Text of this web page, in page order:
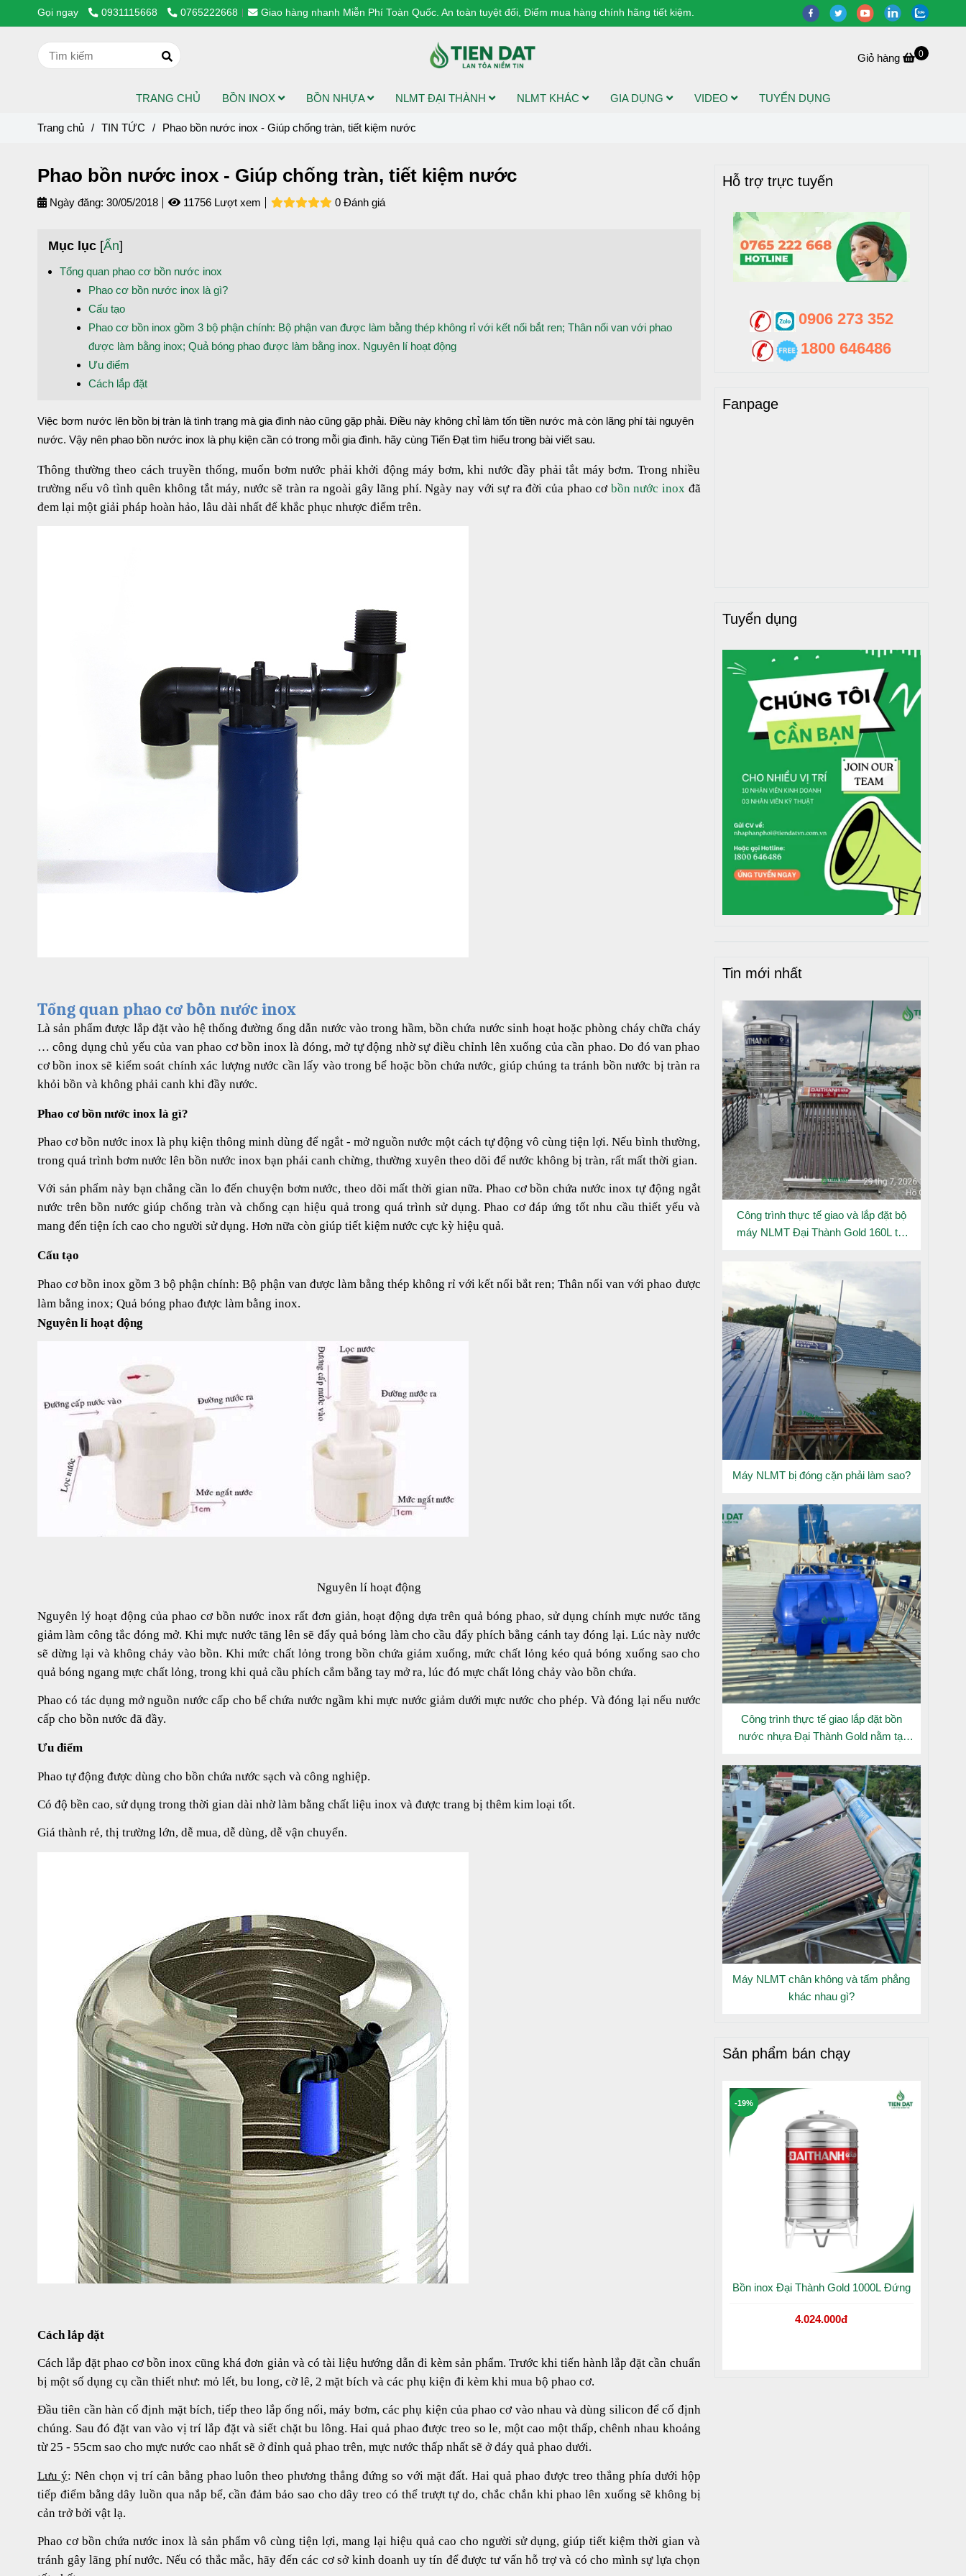
Gọi ngay 0931115668 0765222668 Giao hàng nhanh Miễn Phí Toàn Quốc. An toàn tuyệt đối, Điểm mua hàng chính hãng tiết kiệm.
Giỏ hàng 0
TRANG CHỦ BỒN INOX BỒN NHỰA NLMT ĐẠI THÀNH NLMT KHÁC GIA DỤNG VIDEO TUYỂN DỤNG
Trang chủ / TIN TỨC / Phao bồn nước inox - Giúp chống tràn, tiết kiệm nước
Phao bồn nước inox - Giúp chống tràn, tiết kiệm nước
Ngày đăng: 30/05/2018 11756 Lượt xem 0 Đánh giá
Mục lục [Ẩn]
Tổng quan phao cơ bồn nước inox
Phao cơ bồn nước inox là gì?
Cấu tạo
Phao cơ bồn inox gồm 3 bộ phận chính: Bộ phận van được làm bằng thép không rỉ với kết nối bắt ren; Thân nối van với phao
được làm bằng inox; Quả bóng phao được làm bằng inox. Nguyên lí hoạt động
Ưu điểm
Cách lắp đặt
Việc bơm nước lên bồn bị tràn là tình trạng mà gia đình nào cũng gặp phải. Điều này không chỉ làm tốn tiền nước mà còn lãng phí tài nguyên
nước. Vậy nên phao bồn nước inox là phụ kiện cần có trong mỗi gia đình. hãy cùng Tiến Đạt tìm hiểu trong bài viết sau.
Thông thường theo cách truyền thống, muốn bơm nước phải khởi động máy bơm, khi nước đầy phải tắt máy bơm. Trong nhiều
trường nếu vô tình quên không tắt máy, nước sẽ tràn ra ngoài gây lãng phí. Ngày nay với sự ra đời của phao cơ bồn nước inoxđã
đem lại một giải pháp hoàn hảo, lâu dài nhất để khắc phục nhược điểm trên.
Tổng quan phao cơ bồn nước inox
Là sản phẩm được lắp đặt vào hệ thống đường ống dẫn nước vào trong hầm, bồn chứa nước sinh hoạt hoặc phòng cháy chữa cháy
… công dụng chủ yếu của van phao cơ bồn inox là đóng, mở tự động nhờ sự điều chỉnh lên xuống của cần phao. Do đó van phao
cơ bồn inox sẽ kiểm soát chính xác lượng nước cần lấy vào trong bể hoặc bồn chứa nước, giúp chúng ta tránh bồn nước bị tràn ra
khỏi bồn và không phải canh khi đầy nước.
Phao cơ bồn nước inox là gì?
Phao cơ bồn nước inox là phụ kiện thông minh dùng để ngắt - mở nguồn nước một cách tự động vô cùng tiện lợi. Nếu bình thường,
trong quá trình bơm nước lên bồn nước inox bạn phải canh chừng, thường xuyên theo dõi để nước không bị tràn, rất mất thời gian.
Với sản phẩm này bạn chẳng cần lo đến chuyện bơm nước, theo dõi mất thời gian nữa. Phao cơ bồn chứa nước inox tự động ngắt
nước trên bồn nước giúp chống tràn và chống cạn hiệu quả trong quá trình sử dụng. Phao cơ đáp ứng tốt nhu cầu thiết yếu và
mang đến tiện ích cao cho người sử dụng. Hơn nữa còn giúp tiết kiệm nước cực kỳ hiệu quả.
Cấu tạo
Phao cơ bồn inox gồm 3 bộ phận chính: Bộ phận van được làm bằng thép không rỉ với kết nối bắt ren; Thân nối van với phao được
làm bằng inox; Quả bóng phao được làm bằng inox.
Nguyên lí hoạt động
Nguyên lí hoạt động
Nguyên lý hoạt động của phao cơ bồn nước inox rất đơn giản, hoạt động dựa trên quả bóng phao, sử dụng chính mực nước tăng
giảm làm công tắc đóng mở. Khi mực nước tăng lên sẽ đẩy quả bóng làm cho cầu đẩy phích bằng cánh tay đóng lại. Lúc này nước
sẽ dừng lại và không chảy vào bồn. Khi mức chất lỏng trong bồn chứa giảm xuống, mức chất lỏng kéo quả bóng xuống sao cho
quả bóng ngang mực chất lỏng, trong khi quả cầu phích cắm bằng tay mở ra, lúc đó mực chất lỏng chảy vào bồn chứa.
Phao có tác dụng mở nguồn nước cấp cho bể chứa nước ngầm khi mực nước giảm dưới mực nước cho phép. Và đóng lại nếu nước
cấp cho bồn nước đã đầy.
Ưu điểm
Phao tự động được dùng cho bồn chứa nước sạch và công nghiệp.
Có độ bền cao, sử dụng trong thời gian dài nhờ làm bằng chất liệu inox và được trang bị thêm kim loại tốt.
Giá thành rẻ, thị trường lớn, dễ mua, dễ dùng, dễ vận chuyển.
Cách lắp đặt
Cách lắp đặt phao cơ bồn inox cũng khá đơn giản và có tài liệu hướng dẫn đi kèm sản phẩm. Trước khi tiến hành lắp đặt cần chuẩn
bị một số dụng cụ cần thiết như: mỏ lết, bu long, cờ lê, 2 mặt bích và các phụ kiện đi kèm khi mua bộ phao cơ.
Đầu tiên cần hàn cố định mặt bích, tiếp theo lắp ống nối, máy bơm, các phụ kiện của phao cơ vào nhau và dùng silicon để cố định
chúng. Sau đó đặt van vào vị trí lắp đặt và siết chặt bu lông. Hai quả phao được treo so le, một cao một thấp, chênh nhau khoảng
từ 25 - 55cm sao cho mực nước cao nhất sẽ ở đỉnh quả phao trên, mực nước thấp nhất sẽ ở đáy quả phao dưới.
Lưu ý: Nên chọn vị trí cân bằng phao luôn theo phương thẳng đứng so với mặt đất. Hai quả phao được treo thẳng phía dưới hộp
tiếp điểm bằng dây luồn qua nắp bể, cần đảm bảo sao cho dây treo có thể trượt tự do, chắc chắn khi phao lên xuống sẽ không bị
cản trở bởi vật lạ.
Phao cơ bồn chứa nước inox là sản phẩm vô cùng tiện lợi, mang lại hiệu quả cao cho người sử dụng, giúp tiết kiệm thời gian và
tránh gây lãng phí nước. Nếu có thắc mắc, hãy đến các cơ sở kinh doanh uy tín để được tư vấn hỗ trợ và có cho mình sự lựa chọn
Hỗ trợ trực tuyến
0906 273 352
1800 646486
Fanpage
Tuyển dụng
Tin mới nhất
Công trình thực tế giao và lắp đặt bộ
máy NLMT Đại Thành Gold 160L tại
Máy NLMT bị đóng cặn phải làm sao?
Công trình thực tế giao lắp đặt bồn
nước nhựa Đại Thành Gold nằm tại
Máy NLMT chân không và tấm phẳng
khác nhau gì?
Sản phẩm bán chạy
Bồn inox Đại Thành Gold 1000L Đứng
4.024.000đ
-19%